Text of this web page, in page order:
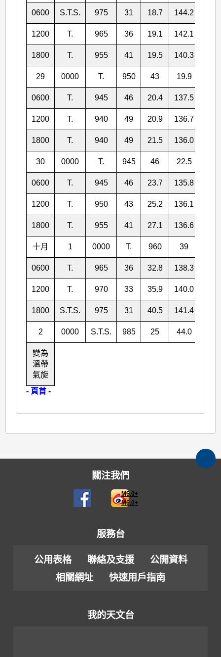
0600 S.T.S. 975 31 18.7 144.2
1200 T. 965 36 19.1 142.1
1800 T. 955 41 19.5 140.3
29 0000 T. 950 43 19.9
0600 T. 945 46 20.4 137.5
1200 T. 940 49 20.9 136.7
1800 T. 940 49 21.5 136.0
30 0000 T. 945 46 22.5
0600 T. 945 46 23.7 135.8
1200 T. 950 43 25.2 136.1
1800 T. 955 41 27.1 136.6
十月 1 0000 T. 960 39
0600 T. 965 36 32.8 138.3
1200 T. 970 33 35.9 140.0
1800 S.T.S. 975 31 40.5 141.4
2 0000 S.T.S. 985 25 44.0
變為
溫帶
氣旋
- 頁首 -
關注我們
M5.0+
M6.0+
服務台
公用表格 聯絡及支援
公開資料
相關網址
快速用戶指南
我的天文台